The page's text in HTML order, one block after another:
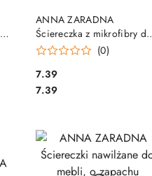
ANNA ZARADNA
Ściereczka z mikrofibry do
kurzu PS-2794 (0)
Cena:
7.39
Cena:
7.39
DO KOSZYKA